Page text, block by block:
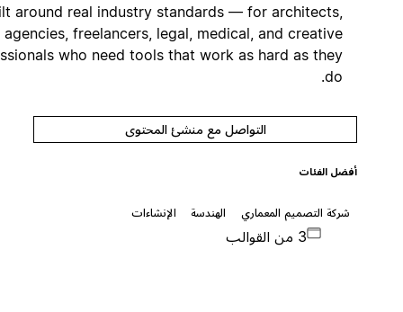
built around real industry standards — for architects,
agencies, freelancers, legal, medical, and creative
professionals who need tools that work as hard as they
التواصل مع منشئ المحتوى
أفضل الفئات
شركة التصميم المعماري الهندسة الإنشاءات